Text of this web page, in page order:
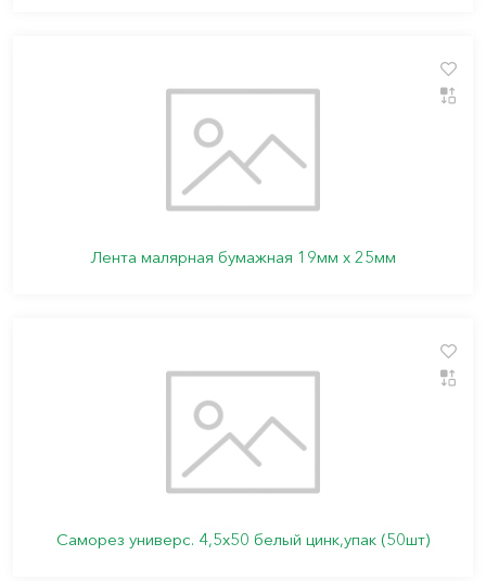
Лента малярная бумажная 19мм х 25мм
Саморез универс. 4,5х50 белый цинк,упак (50шт)